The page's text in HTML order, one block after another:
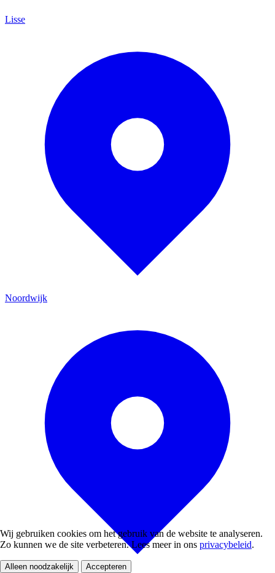
Lisse
Noordwijk
Wij gebruiken cookies om het gebruik van de website te analyseren.
Zo kunnen we de site verbeteren. Lees meer in ons privacybeleid.
Alleen noodzakelijk Accepteren